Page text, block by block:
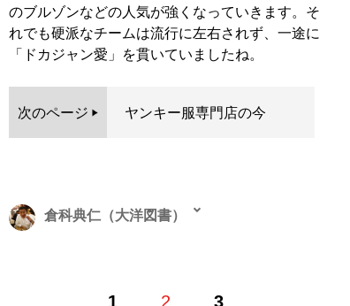
のブルゾンなどの人気が強くなっていきます。そ
れでも硬派なチームは流行に左右されず、一途に
「ドカジャン愛」を貫いていましたね。
次のページ ヤンキー服専門店の今
1 2 3
倉科典仁（大洋図書）